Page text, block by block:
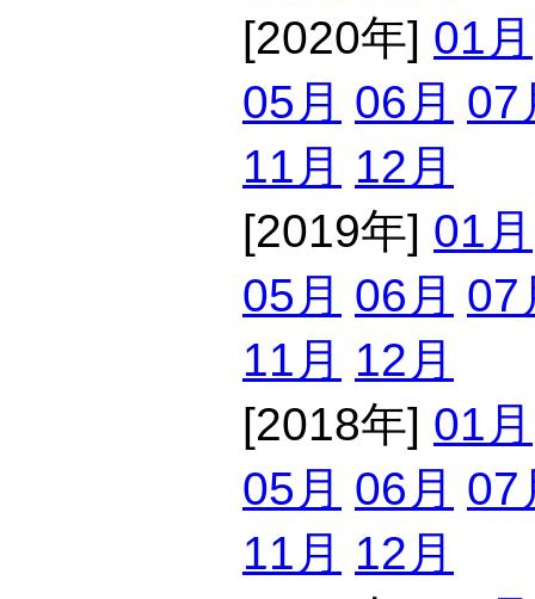
[2020年] 01月
05月 06月 07
11月 12月
[2019年] 01月
05月 06月 07
11月 12月
[2018年] 01月
05月 06月 07
11月 12月